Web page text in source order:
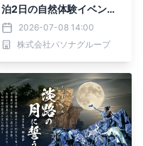
泊2日の自然体験イベント
『淡路ネイチャーステイ
燦燦Villa × AKG」を6組
限定で開催
2026-07-08 14:00
株式会社パソナグループ